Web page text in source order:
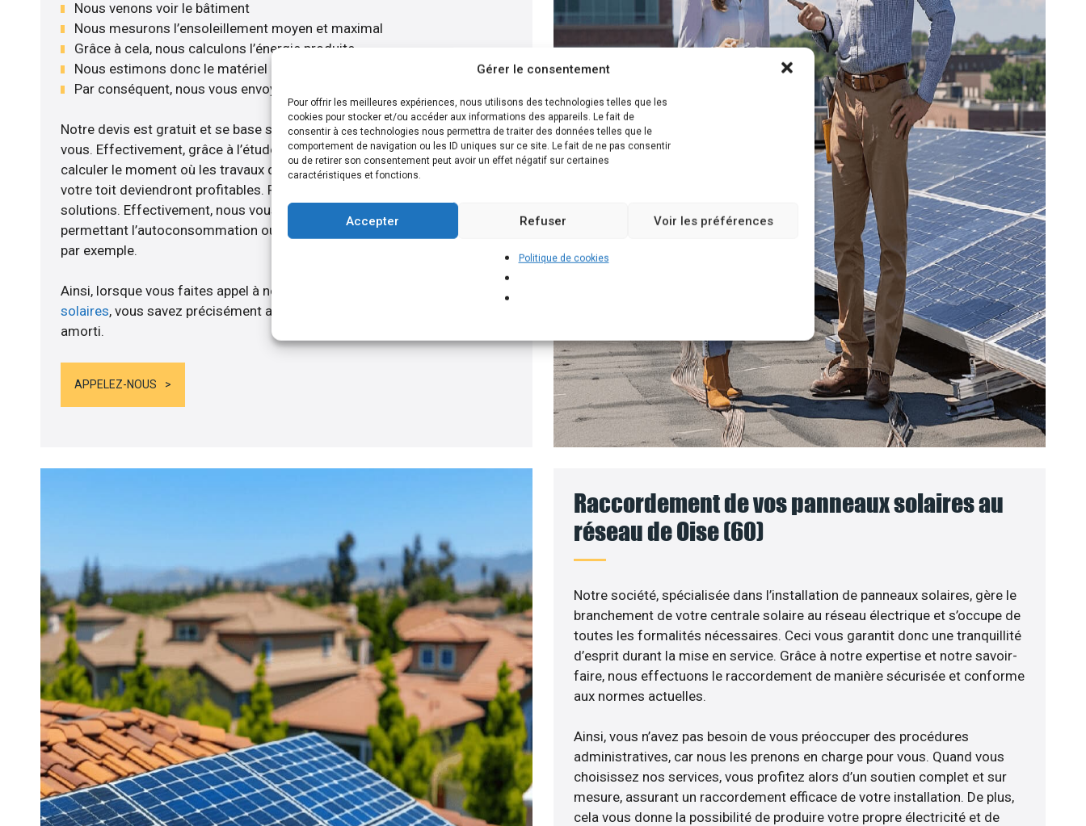
Gérer le consentement
Pour offrir les meilleures expériences, nous utilisons des technologies telles que les
cookies pour stocker et/ou accéder aux informations des appareils. Le fait de
consentir à ces technologies nous permettra de traiter des données telles que le
comportement de navigation ou les ID uniques sur ce site. Le fait de ne pas consentir
ou de retirer son consentement peut avoir un effet négatif sur certaines
caractéristiques et fonctions.
Accepter Refuser Voir les préférences
Politique de cookies
Nous venons voir le bâtiment
Nous mesurons l’ensoleillement moyen et maximal
Grâce à cela, nous calculons l’énergie produite
Nous estimons donc le matériel le plus adéquat
Par conséquent, nous vous envoyons notre devis gratuitement
Notre devis est gratuit et se base sur la configuration la plus efficace pour
vous. Effectivement, grâce à l’étude rentabilité menée, nous savons
calculer le moment où les travaux d’installation de panneaux solaire sur
votre toit deviendront profitables. Pour cela, nous disposons de plusieurs
solutions. Effectivement, nous vous proposons un branchement
permettant l’autoconsommation ou l’alimentation de batteries solaires,
par exemple.
Ainsi, lorsque vous faites appel à notre société pour installer vos
solaires, vous savez précisément au moment où le coût des travaux sera
amorti.
APPELEZ-NOUS
Raccordement de vos panneaux solaires au
réseau de Oise (60)
Notre société, spécialisée dans l’installation de panneaux solaires, gère le
branchement de votre centrale solaire au réseau électrique et s’occupe de
toutes les formalités nécessaires. Ceci vous garantit donc une tranquillité
d’esprit durant la mise en service. Grâce à notre expertise et notre savoir-
faire, nous effectuons le raccordement de manière sécurisée et conforme
aux normes actuelles.
Ainsi, vous n’avez pas besoin de vous préoccuper des procédures
administratives, car nous les prenons en charge pour vous. Quand vous
choisissez nos services, vous profitez alors d’un soutien complet et sur
mesure, assurant un raccordement efficace de votre installation. De plus,
cela vous donne la possibilité de produire votre propre électricité et de